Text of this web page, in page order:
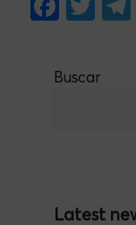
c
e
k
er
Buscar